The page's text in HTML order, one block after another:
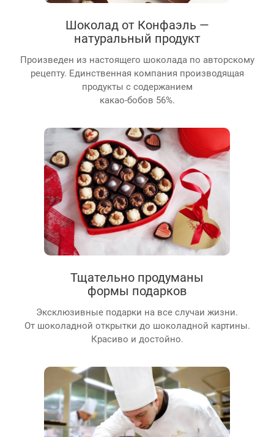
Шоколад от Конфаэль —
натуральный продукт
Произведен из настоящего шоколада по авторскому
рецепту. Единственная компания производящая
продукты с содержанием
какао-бобов 56%.
Тщательно продуманы
формы подарков
Эксклюзивные подарки на все случаи жизни.
От шоколадной открытки до шоколадной картины.
Красиво и достойно.